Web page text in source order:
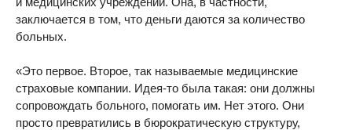
заключается в том, что деньги даются за количество
больных.
«Это первое. Второе, так называемые медицинские
страховые компании. Идея-то была такая: они должны
сопровождать больного, помогать им. Нет этого. Они
просто превратились в бюрократическую структуру,